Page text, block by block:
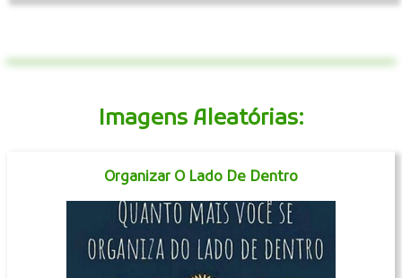
Imagens Aleatórias:
Organizar O Lado De Dentro